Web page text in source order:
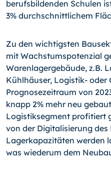
berufsbildenden Schulen
3% durchschnittlichem
Zu den wichtigsten
mit Wachstumspotenzial
Warenlagergebäude, z.B.
Kühlhäuser, Logistik- oder
Prognosezeitraum von
knapp 2% mehr neu
Logistiksegment profitiert
von der Digitalisierung
Lagerkapazitäten werden
was wiederum dem